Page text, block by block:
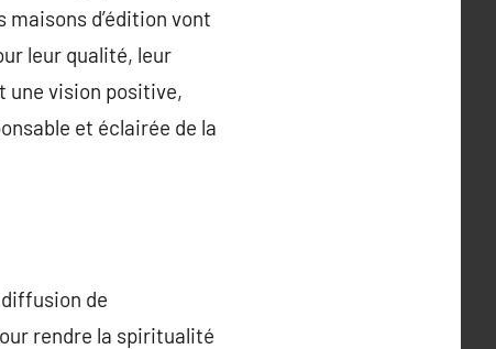
d’édition vont
leur qualité, leur
une vision positive,
et éclairée de la
de
rendre la spiritualité